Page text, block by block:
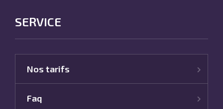
SERVICE
Nos tarifs
Faq